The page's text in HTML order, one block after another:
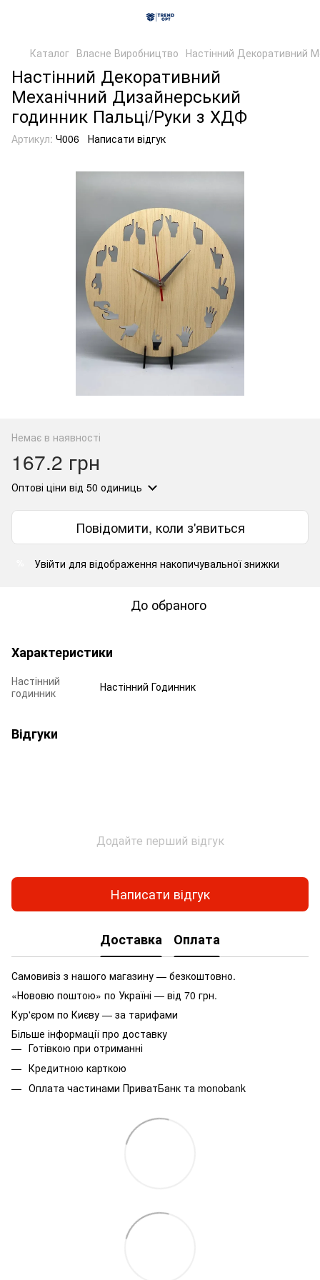
Каталог Власне Виробництво Настінний Декоративний
Настінний Декоративний
Механічний Дизайнерський
годинник Пальці/Руки з ХДФ
Артикул: Ч006 Написати відгук
Немає в наявності
167.2 грн
Оптові ціни від 50 одиниць
Повідомити, коли з'явиться
Увійти для відображення накопичувальної знижки
До обраного
Характеристики
Настінний
годинник
Настінний Годинник
Відгуки
Додайте перший відгук
Написати відгук
Доставка Оплата
Самовивіз з нашого магазину — безкоштовно.
«Нововю поштою» по Україні — від 70 грн.
Кур'єром по Києву — за тарифами
Більше інформації про доставку
Готівкою при отриманні
Кредитною карткою
Оплата частинами ПриватБанк та monobank